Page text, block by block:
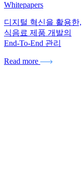
Whitepapers
디지털 혁신을 활용한,
식음료 제품 개발의
End-To-End 관리
Read more